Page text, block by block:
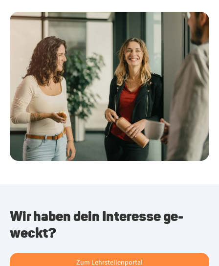
Wir ha­ben dein In­ter­es­se ge­
weckt?
Zum Lehrstellenportal